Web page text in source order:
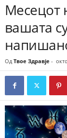
Месецот
вашата
Од Твое Здравје -